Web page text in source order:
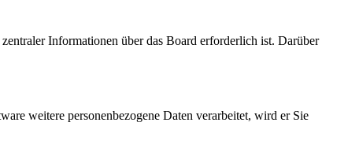
Informationen über das Board erforderlich ist. Darüber
weitere personenbezogene Daten verarbeitet, wird er Sie